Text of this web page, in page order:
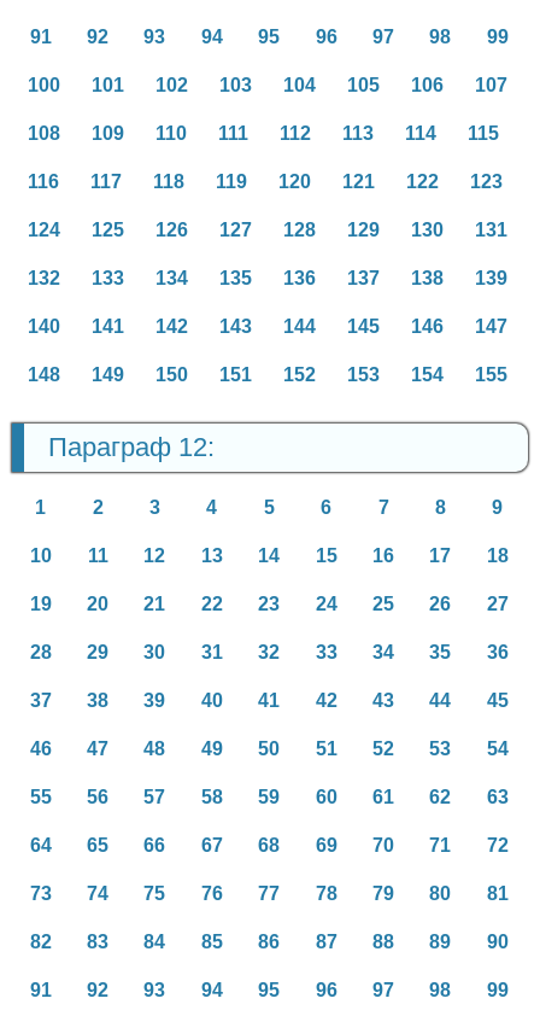
91 92 93 94 95 96 97 98 99
100 101 102 103 104 105 106 107
108 109 110 111 112 113 114 115
116 117 118 119 120 121 122 123
124 125 126 127 128 129 130 131
132 133 134 135 136 137 138 139
140 141 142 143 144 145 146 147
148 149 150 151 152 153 154 155
Параграф 12:
1 2 3 4 5 6 7 8 9
10 11 12 13 14 15 16 17 18
19 20 21 22 23 24 25 26 27
28 29 30 31 32 33 34 35 36
37 38 39 40 41 42 43 44 45
46 47 48 49 50 51 52 53 54
55 56 57 58 59 60 61 62 63
64 65 66 67 68 69 70 71 72
73 74 75 76 77 78 79 80 81
82 83 84 85 86 87 88 89 90
91 92 93 94 95 96 97 98 99